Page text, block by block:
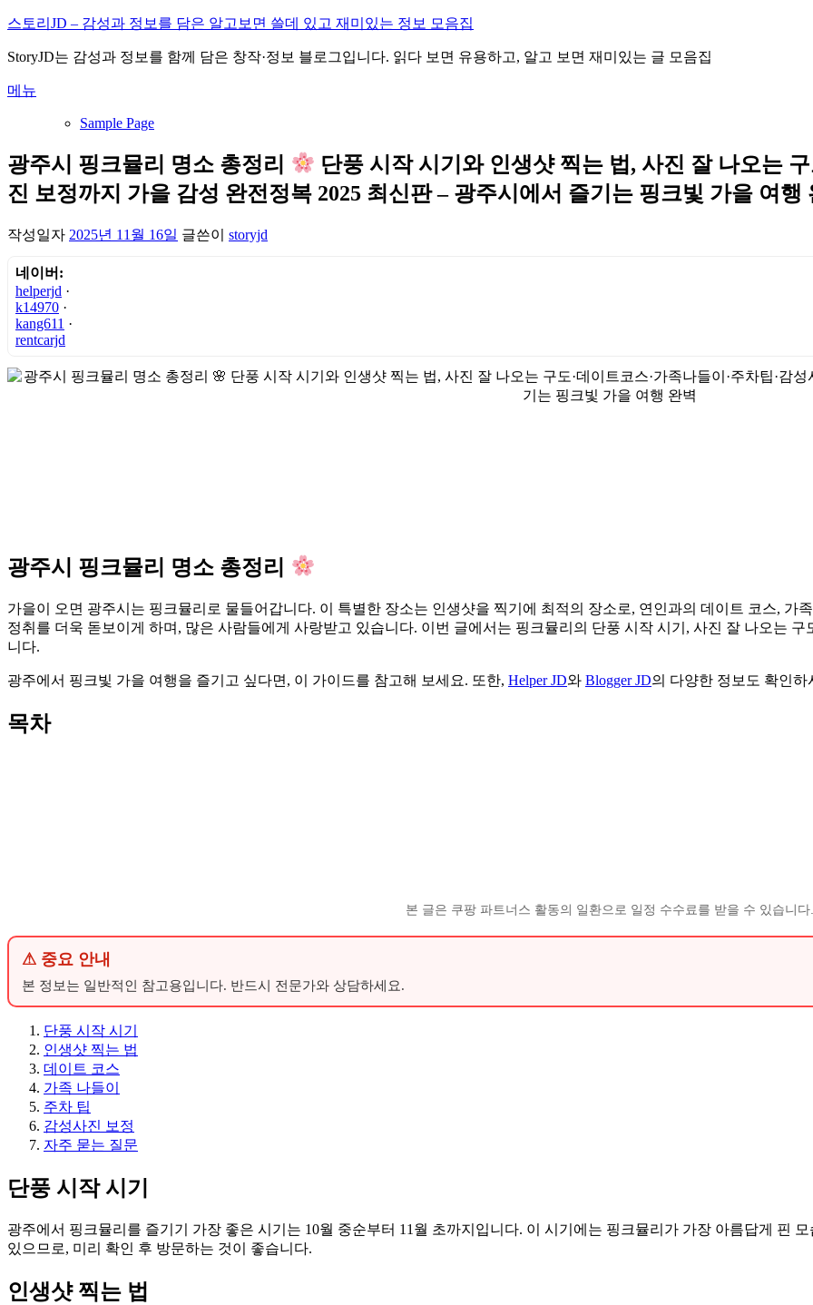
내
으
바
기
스토리JD – 감성과 정보를 담은 알고보면 쓸데 있고 재미있는 정보 모음집
StoryJD는 감성과 정보를 함께 담은 창작·정보 블로그입니다. 읽다 보면 유용하고, 알고 보면 재미있는 글 모음집
메뉴
Sample Page
광주시 핑크뮬리 명소 총정리
단풍 시작 시기와 인생샷 찍는 법, 사진 잘 나오는
진 보정까지 가을 감성 완전정복 2025 최신판 – 광주시에서 즐기는 핑크빛 가을 여행
작성일자 2025년 11월 16일 글쓴이 storyjd
네이버:
helperjd ·
k14970 ·
kang611 ·
rentcarjd
광주시 핑크뮬리 명소 총정리
가을이 오면 광주시는 핑크뮬리로 물들어갑니다. 이 특별한 장소는 인생샷을 찍기에 최적의 장소로, 연인과의 데이트 코스, 가
정취를 더욱 돋보이게 하며, 많은 사람들에게 사랑받고 있습니다. 이번 글에서는 핑크뮬리의 단풍 시작 시기, 사진 잘 나오는
니다.
광주에서 핑크빛 가을 여행을 즐기고 싶다면, 이 가이드를 참고해 보세요. 또한, Helper JD와 Blogger JD의 다양한 정보도 확인
목차
본 글은 쿠팡 파트너스 활동의 일환으로 일정 수수료를 받을 수 있습니다.
⚠ 중요 안내
본 정보는 일반적인 참고용입니다. 반드시 전문가와 상담하세요.
단풍 시작 시기
인생샷 찍는 법
데이트 코스
가족 나들이
주차 팁
감성사진 보정
자주 묻는 질문
단풍 시작 시기
광주에서 핑크뮬리를 즐기기 가장 좋은 시기는 10월 중순부터 11월 초까지입니다. 이 시기에는 핑크뮬리가 가장 아름답게 핀
있으므로, 미리 확인 후 방문하는 것이 좋습니다.
인생샷 찍는 법